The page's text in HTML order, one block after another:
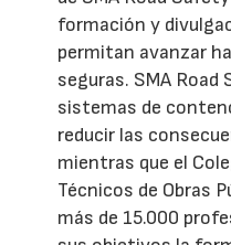
formación y
permitan avanzar
seguras. SMA
sistemas de
reducir las
mientras que el
Técnicos de Obras
más de 15.000